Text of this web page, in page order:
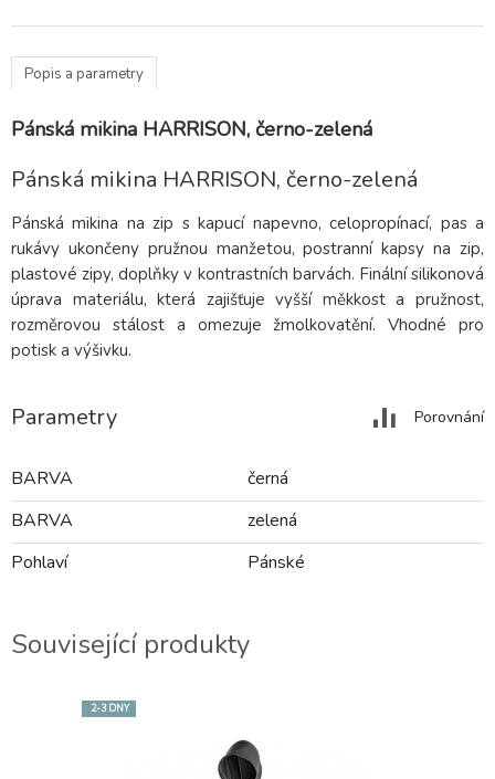
Popis a parametry
Pánská mikina HARRISON, černo-zelená
Pánská mikina HARRISON, černo-zelená
Pánská mikina na zip s kapucí napevno, celopropínací, pas a
rukávy ukončeny pružnou manžetou, postranní kapsy na zip,
plastové zipy, doplňky v kontrastních barvách. Finální silikonová
úprava materiálu, která zajišťuje vyšší měkkost a pružnost,
rozměrovou stálost a omezuje žmolkovatění. Vhodné pro
potisk a výšivku.
Parametry Porovnání
BARVA
černá
BARVA
zelená
Pohlaví
Pánské
Související produkty
2-3 DNY